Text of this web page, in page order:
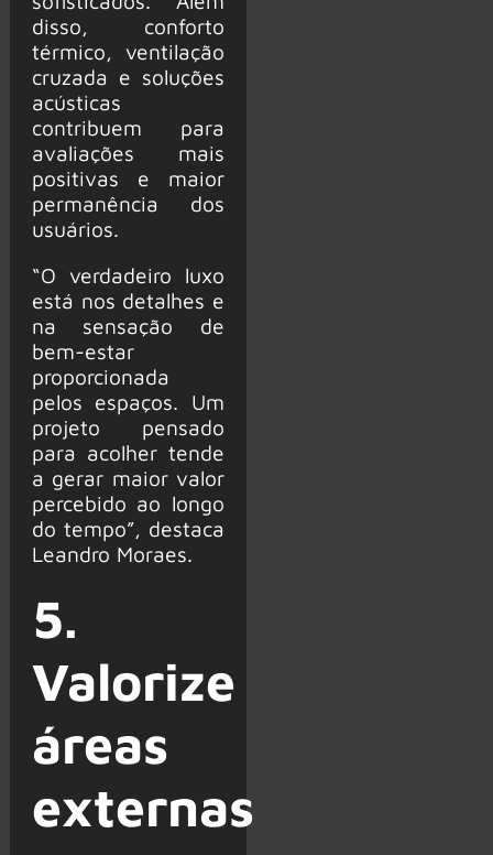
disso, conforto
térmico, ventilação
cruzada e soluções
acústicas
contribuem para
avaliações mais
positivas e maior
permanência dos
usuários.
“O verdadeiro luxo
está nos detalhes e
na sensação de
bem-estar
proporcionada
pelos espaços. Um
projeto pensado
para acolher tende
a gerar maior valor
percebido ao longo
do tempo”, destaca
Leandro Moraes.
5.
Valorize
áreas
externas